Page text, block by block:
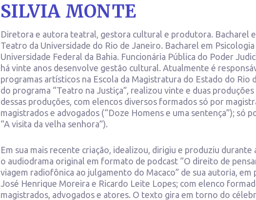
SILVIA MONTE
Diretora e autora teatral, gestora cultural e produtora. Bacharel
Teatro da Universidade do Rio de Janeiro. Bacharel em
Universidade Federal da Bahia. Funcionária Pública do Poder
há vinte anos desenvolve gestão cultural. Atualmente é
programas artísticos na Escola da Magistratura do Estado do Rio
do programa “Teatro na Justiça”, realizou vinte e duas
dessas produções, com elencos diversos formados só por
magistrados e advogados (“Doze Homens e uma sentença”); só
“A visita da velha senhora”).
Em sua mais recente criação, idealizou, dirigiu e produziu durante
o audiodrama original em formato de podcast “O direito de
viagem radiofônica ao julgamento do Macaco” de sua autoria, em
José Henrique Moreira e Ricardo Leite Lopes; com elenco
magistrados, advogados e atores. O texto gira em torno do